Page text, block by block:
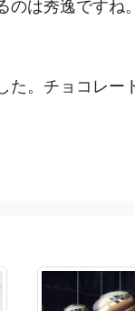
は秀逸ですね。
た。チョコレー